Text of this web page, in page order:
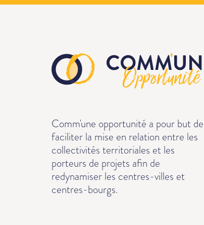
Comm'une opportunité a pour but de
faciliter la mise en relation entre les
collectivités territoriales et les
porteurs de projets afin de
redynamiser les centres-villes et
centres-bourgs.